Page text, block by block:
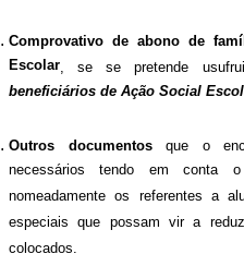
Comprovativo de abono de
Escolar , se se pretende
beneficiários de Ação Social
Outros documentosque o
necessários tendo em conta
nomeadamente os referentes a
especiais que possam vir a
colocados.